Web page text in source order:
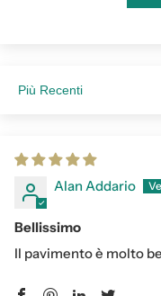
Sort by
Alan Addario
Bellissimo
Il pavimento è molto